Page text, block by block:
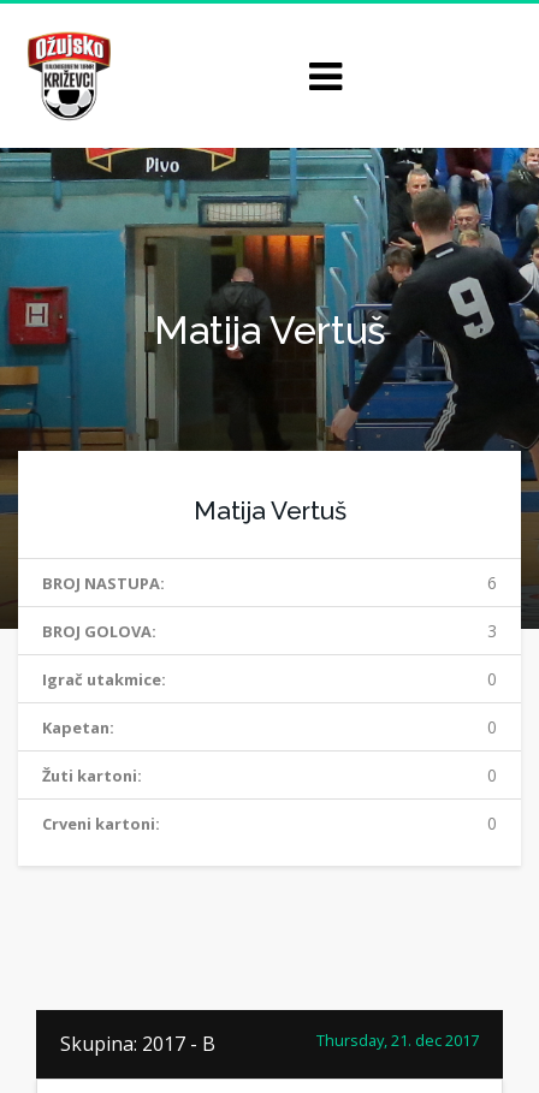
Matija Vertuš
Matija Vertuš
BROJ NASTUPA: 6
BROJ GOLOVA: 3
Igrač utakmice: 0
Kapetan: 0
Žuti kartoni: 0
Crveni kartoni: 0
Skupina: 2017 - B Thursday, 21. dec 2017